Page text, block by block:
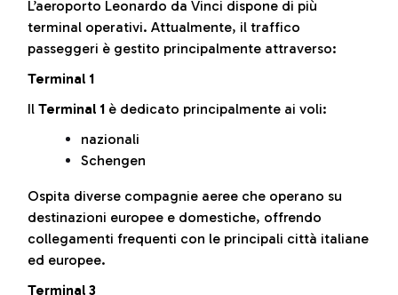
L’aeroporto Leonardo da Vinci dispone di più
terminal operativi. Attualmente, il traffico
passeggeri è gestito principalmente attraverso:
Terminal 1
Il Terminal 1 è dedicato principalmente ai voli:
nazionali
Schengen
Ospita diverse compagnie aeree che operano su
destinazioni europee e domestiche, offrendo
collegamenti frequenti con le principali città italiane
ed europee.
Terminal 3